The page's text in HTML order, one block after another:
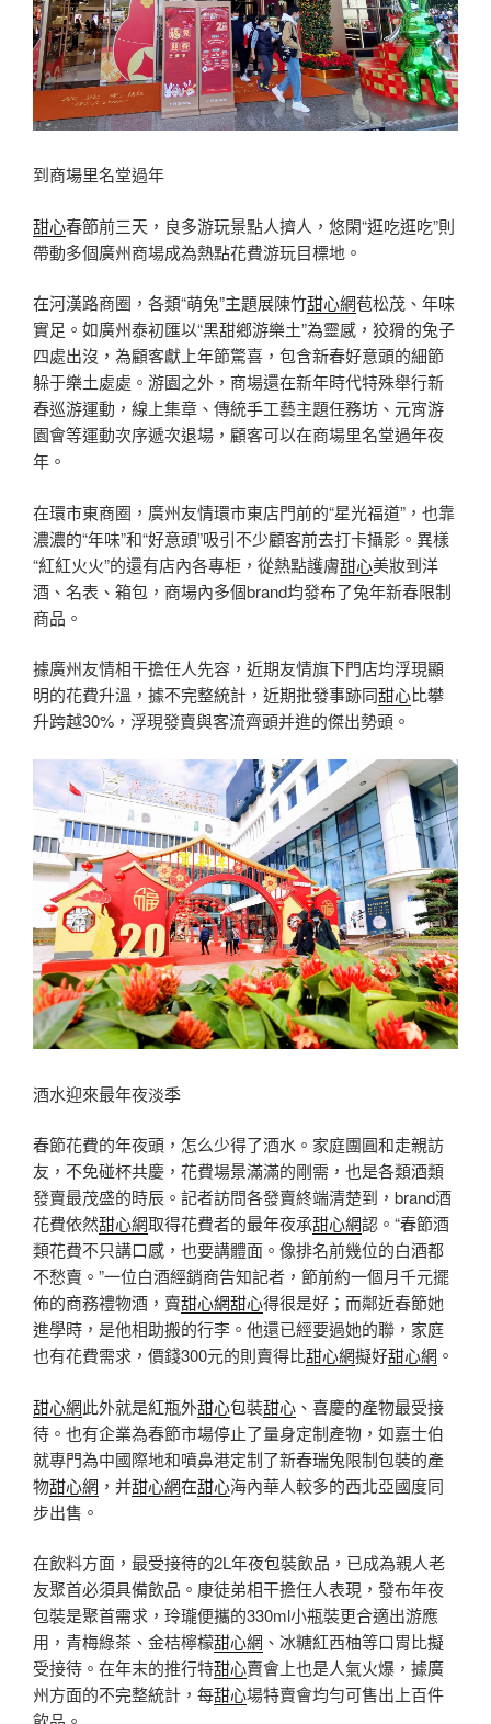
到商場里名堂過年
甜心春節前三天，良多游玩景點人擠人，悠閑“逛吃逛吃”則
帶動多個廣州商場成為熱點花費游玩目標地。
在河漢路商圈，各類“萌兔”主題展陳竹甜心網苞松茂、年味
實足。如廣州泰初匯以“黑甜鄉游樂土”為靈感，狡猾的兔子
四處出沒，為顧客獻上年節驚喜，包含新春好意頭的細節
躲于樂土處處。游園之外，商場還在新年時代特殊舉行新
春巡游運動，線上集章、傳統手工藝主題任務坊、元宵游
園會等運動次序遞次退場，顧客可以在商場里名堂過年夜
年。
在環市東商圈，廣州友情環市東店門前的“星光福道”，也靠
濃濃的“年味”和“好意頭”吸引不少顧客前去打卡攝影。異樣
“紅紅火火”的還有店內各專柜，從熱點護膚甜心美妝到洋
酒、名表、箱包，商場內多個brand均發布了兔年新春限制
商品。
據廣州友情相干擔任人先容，近期友情旗下門店均浮現顯
明的花費升溫，據不完整統計，近期批發事跡同甜心比攀
升跨越30%，浮現發賣與客流齊頭并進的傑出勢頭。
酒水迎來最年夜淡季
春節花費的年夜頭，怎么少得了酒水。家庭團圓和走親訪
友，不免碰杯共慶，花費場景滿滿的剛需，也是各類酒類
發賣最茂盛的時辰。記者訪問各發賣終端清楚到，brand酒
花費依然甜心網取得花費者的最年夜承甜心網認。“春節酒
類花費不只講口感，也要講體面。像排名前幾位的白酒都
不愁賣。”一位白酒經銷商告知記者，節前約一個月千元擺
佈的商務禮物酒，賣甜心網甜心得很是好；而鄰近春節她
進學時，是他相助搬的行李。他還已經要過她的聯，家庭
也有花費需求，價錢300元的則賣得比甜心網擬好甜心網 。
甜心網此外就是紅瓶外甜心包裝甜心 、喜慶的產物最受接
待。也有企業為春節市場停止了量身定制產物，如嘉士伯
就專門為中國際地和噴鼻港定制了新春瑞兔限制包裝的產
物甜心網 ，并甜心網在甜心海內華人較多的西北亞國度同
步出售。
在飲料方面，最受接待的2L年夜包裝飲品，已成為親人老
友聚首必須具備飲品。康徒弟相干擔任人表現，發布年夜
包裝是聚首需求，玲瓏便攜的330ml小瓶裝更合適出游應
用，青梅綠茶、金桔檸檬甜心網 、冰糖紅西柚等口胃比擬
受接待。在年末的推行特甜心賣會上也是人氣火爆，據廣
州方面的不完整統計，每甜心場特賣會均勻可售出上百件